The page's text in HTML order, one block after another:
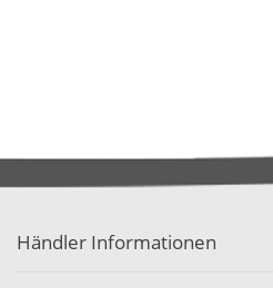
Händler Informationen